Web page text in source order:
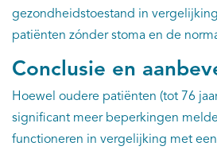
gezondheidstoestand in
patiënten zónder stoma en de
Conclusie en
Hoewel oudere patiënten (tot 76
significant meer beperkingen
functioneren in vergelijking met